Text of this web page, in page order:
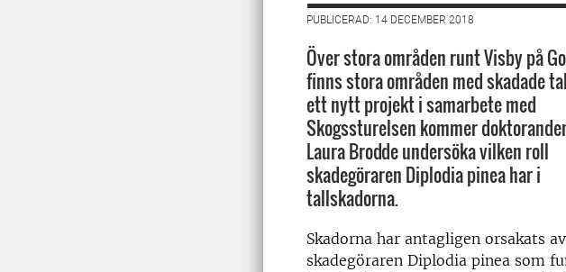
PUBLICERAD: 14 DECEMBER 2018
Över stora områden runt Visby på
finns stora områden med skadade
ett nytt projekt i samarbete med
Skogssturelsen kommer
Laura Brodde undersöka vilken roll
skadegöraren Diplodia pinea har i
tallskadorna.
Skadorna har antagligen orsakats av
skadegöraren Diplodia pinea som